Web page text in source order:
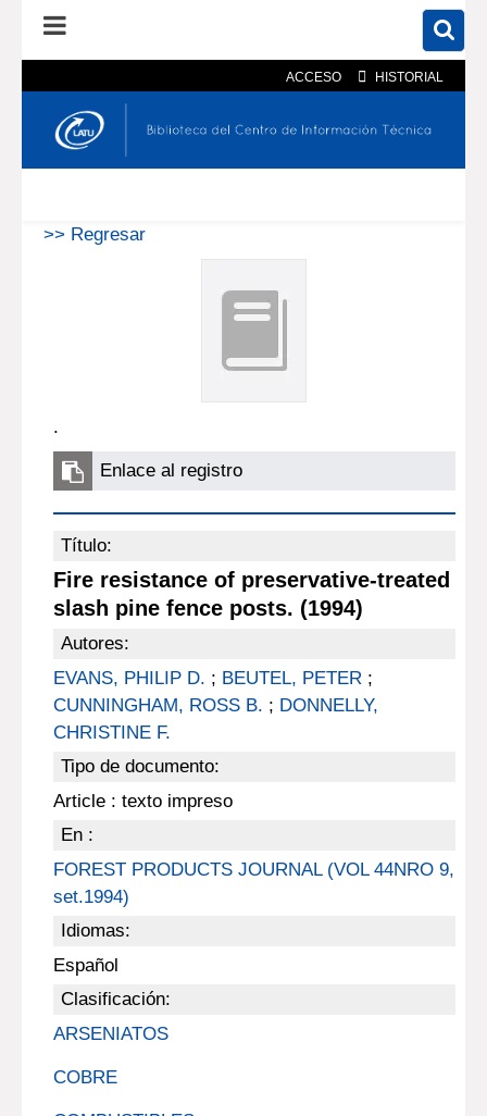
ACCESO HISTORIAL
En el catálogo En el sitio
>> Regresar
.
Enlace al registro
Título:
Fire resistance of preservative-treated
slash pine fence posts. (1994)
Autores:
EVANS, PHILIP D. ; BEUTEL, PETER;
CUNNINGHAM, ROSS B. ; DONNELLY,
CHRISTINE F.
Tipo de documento:
Article : texto impreso
En :
FOREST PRODUCTS JOURNAL (VOL 44NRO 9,
set.1994)
Idiomas:
Español
Clasificación:
ARSENIATOS
COBRE